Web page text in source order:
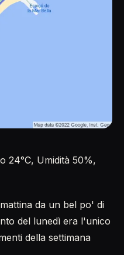
24°C, Umidità 50%,
da un bel po' di
del lunedì era l'unico
della settimana